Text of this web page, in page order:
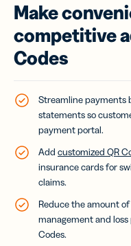
Make
competitive
Codes
Streamline payments
statements so
payment portal.
Add customized QR
insurance cards for
claims.
Reduce the amount
management and
Codes.